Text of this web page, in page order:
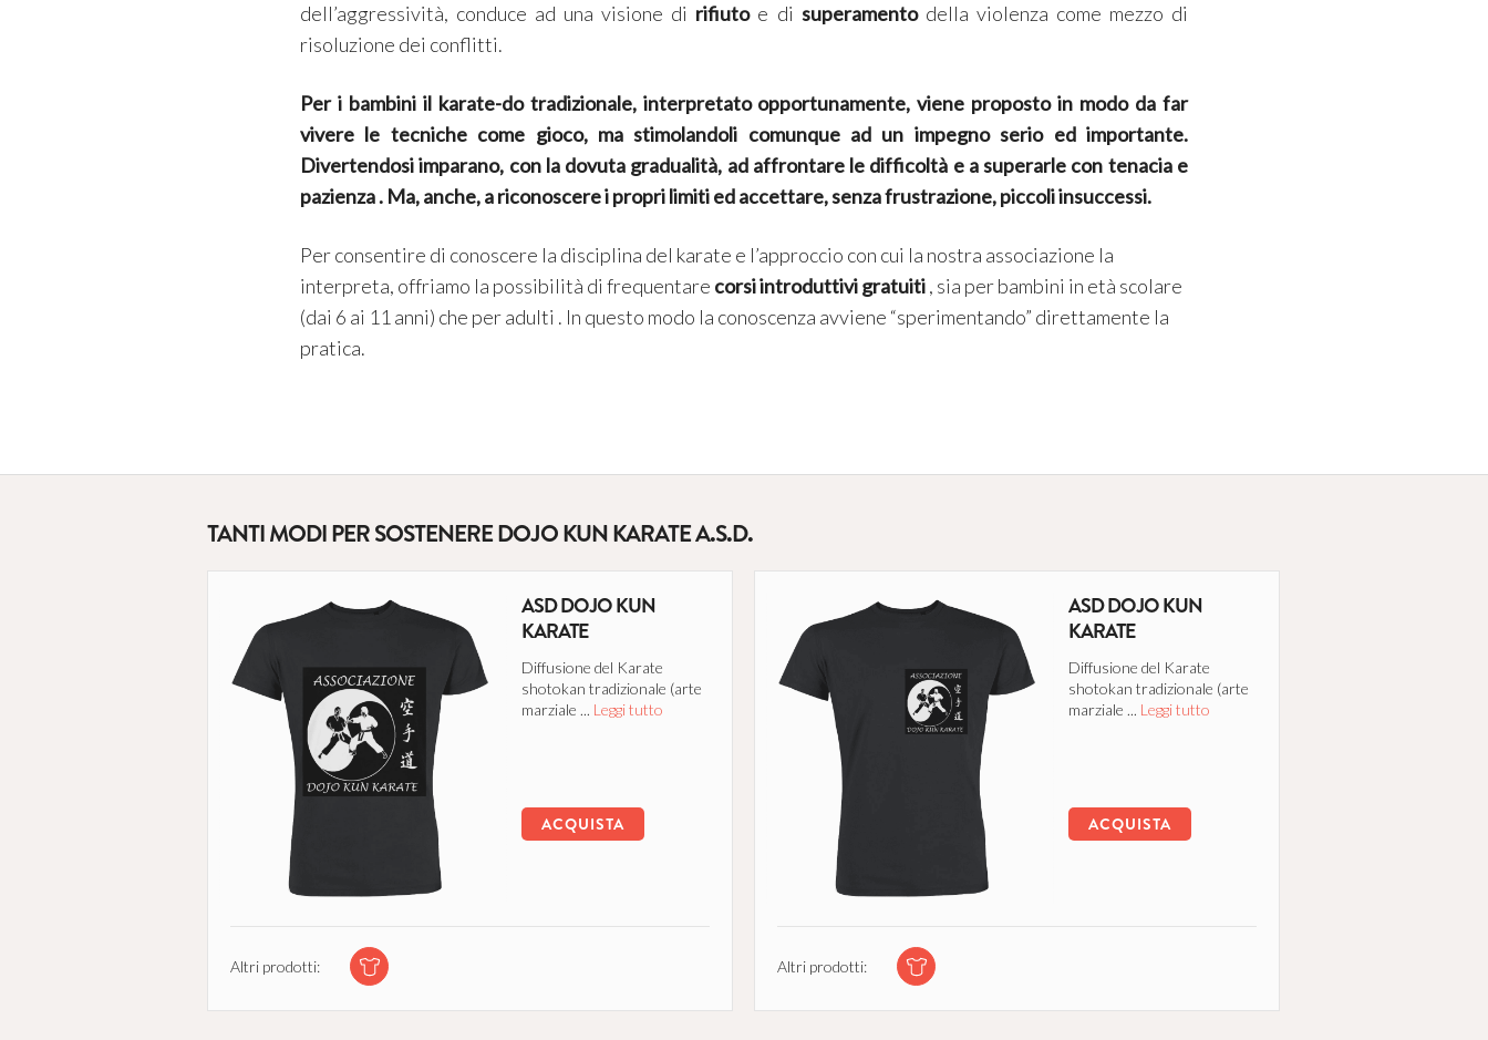
dell’aggressività, conduce ad una visione di rifiutoe di superamentodella violenza come mezzo di
risoluzione dei conflitti.
Per i bambini il karate-do tradizionale, interpretato opportunamente, viene proposto in modo da far
vivere le tecniche come gioco, ma stimolandoli comunque ad un impegno serio ed importante.
Divertendosi imparano, con la dovuta gradualità, ad affrontare le difficoltà e a superarle con tenacia e
pazienza . Ma, anche, a riconoscere i propri limiti ed accettare, senza frustrazione, piccoli insuccessi.
Per consentire di conoscere la disciplina del karate e l’approccio con cui la nostra associazione la
interpreta, offriamo la possibilità di frequentare corsi introduttivi gratuiti, sia per bambini in età scolare
(dai 6 ai 11 anni) che per adulti . In questo modo la conoscenza avviene “sperimentando” direttamente la
pratica.
TANTI MODI PER SOSTENERE DOJO KUN KARATE A.S.D.
ASD DOJO KUN
KARATE
Diffusione del Karate
shotokan tradizionale (arte
marziale ... Leggi tutto
ACQUISTA
Altri prodotti:
ASD DOJO KUN
KARATE
Diffusione del Karate
shotokan tradizionale (arte
marziale ... Leggi tutto
ACQUISTA
Altri prodotti: